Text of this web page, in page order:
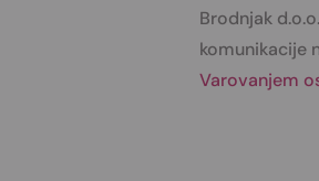
Brodnjak
komunikacije
Varovanjem